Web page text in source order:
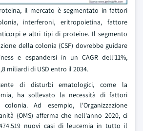
il mercato è segmentato in fattori
interferoni, eritropoietina, fattore
e altri tipi di proteine. Il segmento
della colonia (CSF) dovrebbe guidare
e espandersi in un CAGR dell'11%,
miliardi di USD entro il 2034.
di disturbi ematologici, come la
ha sollevato la necessità di fattori
Ad esempio, l'Organizzazione
(OMS) afferma che nell'anno 2020, ci
nuovi casi di leucemia in tutto il